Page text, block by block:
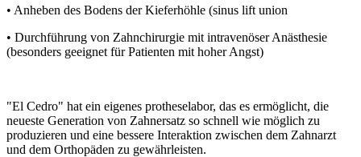
• Anheben des Bodens der Kieferhöhle (sinus lift union
• Durchführung von Zahnchirurgie mit intravenöser Anästhesie
(besonders geeignet für Patienten mit hoher Angst)
"El Cedro" hat ein eigenes protheselabor, das es ermöglicht, die
neueste Generation von Zahnersatz so schnell wie möglich zu
produzieren und eine bessere Interaktion zwischen dem Zahnarzt
und dem Orthopäden zu gewährleisten.